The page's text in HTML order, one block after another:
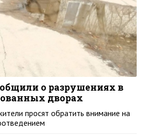
о разрушениях в
дворах
просят обратить внимание на